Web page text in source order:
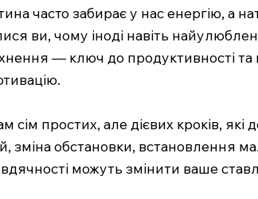
часто забирає у нас енергію,
ви, чому іноді навіть
— ключ до продуктивності
сім простих, але дієвих кроків,
зміна обстановки,
можуть змінити ваше